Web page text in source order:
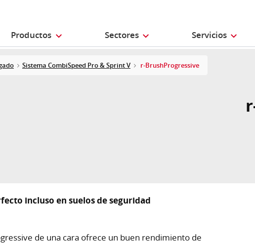
Productos Sectores Servicios
Sistema CombiSpeed Pro & Sprint V r-BrushProgressive
incluso en suelos de seguridad
de una cara ofrece un buen rendimiento de